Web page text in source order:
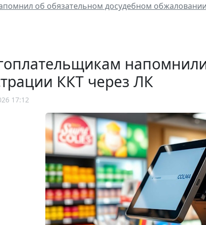
об обязательном досудебном
ККТ через ЛК
17:12